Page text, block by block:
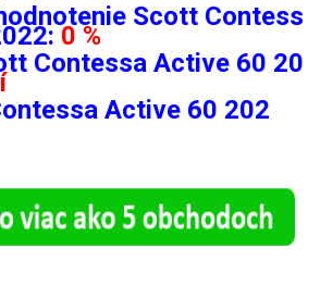
Scott Contess
0 %
Contessa Active 60 20
Active 60 202